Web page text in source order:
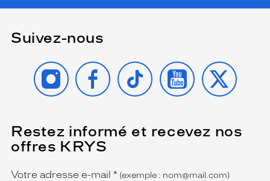
Suivez-nous
INSTAGRAMFACEBOOK
TIKTOK YOUTUBE
X
Restez informé et recevez nos
offres KRYS
Name
Votre adresse e-mail *
(Ce
champ
est
obligatoire)
(exemple : nom@mail.com)